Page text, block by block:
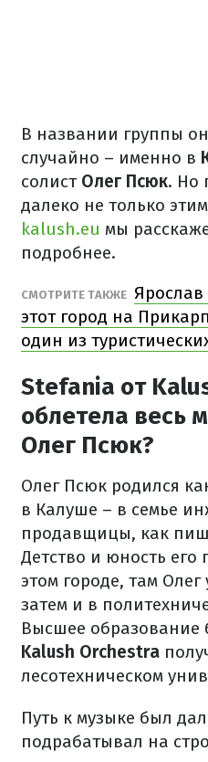
В названии группы
случайно – именно в
солист Олег Псюк. Но
далеко не только
kalush.eu мы
подробнее.
СМОТРИТЕ ТАКЖЕ
этот город на
один из
Stefania от
облетела весь
Олег Псюк?
Олег Псюк родился
в Калуше – в семье
продавщицы, как
Детство и юность
этом городе, там
затем и в
Высшее образование
Kalush Orchestra
лесотехническом
Путь к музыке был
подрабатывал на